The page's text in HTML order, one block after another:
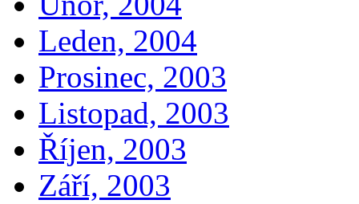
Leden, 2004
Prosinec, 2003
Listopad, 2003
Říjen, 2003
Září, 2003